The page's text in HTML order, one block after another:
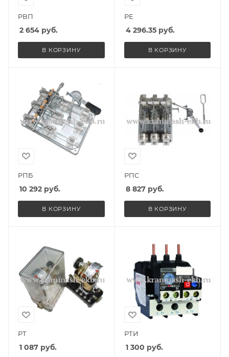
РВП
2 654 руб.
В КОРЗИНУ
РЕ
4 296.35руб.
В КОРЗИНУ
РПБ
10 292 руб.
В КОРЗИНУ
РПС
8 827руб.
В КОРЗИНУ
РТ
1 087 руб.
РТИ
1 300 руб.